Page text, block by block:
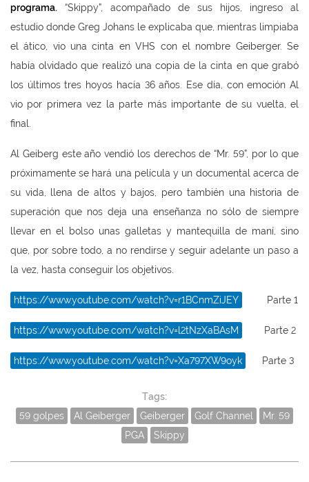
programa. “Skippy”, acompañado de sus hijos, ingreso al
estudio donde Greg Johans le explicaba que, mientras limpiaba
el ático, vio una cinta en VHS con el nombre Geiberger. Se
había olvidado que realizó una copia de la cinta en que grabó
los últimos tres hoyos hacía 36 años. Ese día, con emoción Al
vio por primera vez la parte más importante de su vuelta, el
final.
Al Geiberg este año vendió los derechos de “Mr. 59”, por lo que
próximamente se hará una película y un documental acerca de
su vida, llena de altos y bajos, pero también una historia de
superación que nos deja una enseñanza no sólo de siempre
llevar en el bolso unas galletas y mantequilla de maní, sino
que, por sobre todo, a no rendirse y seguir adelante un paso a
la vez, hasta conseguir los objetivos.
https://www.youtube.com/watch?v=r1BCnmZiJEY Parte 1
https://www.youtube.com/watch?v=l2tNzXaBAsM Parte 2
https://www.youtube.com/watch?v=Xa797XW9oyk Parte 3
Tags:
59 golpes
Al Geiberger Geiberger Golf Channel
Mr. 59
PGA
Skippy